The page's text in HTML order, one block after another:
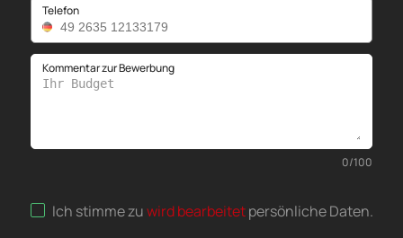
Telefon
Kommentar zur Bewerbung
0/100
Ich stimme zuwird bearbeitetpersönliche Daten.